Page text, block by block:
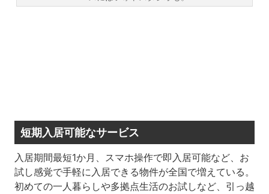
短期入居可能なサービス
入居期間最短1か月、スマホ操作で即入居可能など、お
試し感覚で手軽に入居できる物件が全国で増えている。
初めての一人暮らしや多拠点生活のお試しなど、引っ越